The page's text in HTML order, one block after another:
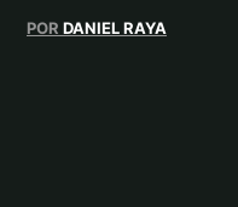
POR DANIEL RAYA